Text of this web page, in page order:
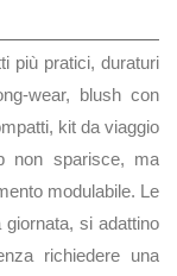
più pratici, duraturi
wear, blush con
kit da viaggio
non sparisce, ma
modulabile. Le
si adattino
richiedere una